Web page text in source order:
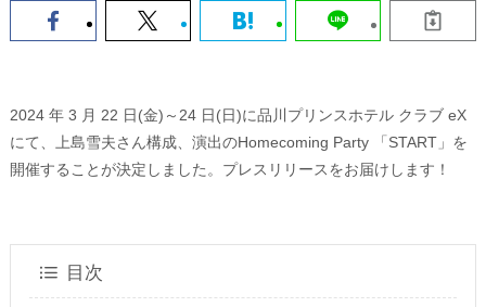
2024 年 3 月 22 日(金)～24 日(日)に品川プリンスホテル クラブ eX
にて、上島雪夫さん構成、演出のHomecoming Party 「START」を
開催することが決定しました。プレスリリースをお届けします！
目次